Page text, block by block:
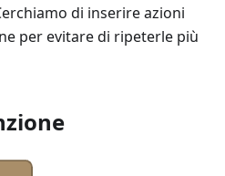
di inserire azioni
per evitare di ripeterle più